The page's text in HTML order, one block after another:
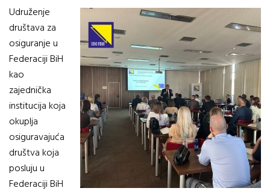
Udruženje
društava za
osiguranje u
Federaciji BiH
kao
zajednička
institucija koja
okuplja
osiguravajuća
društva koja
posluju u
Federaciji BiH